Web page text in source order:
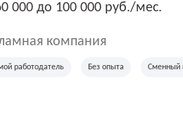
000 до 100 000 руб./мес.
компания
работодатель Без опыта Сменный